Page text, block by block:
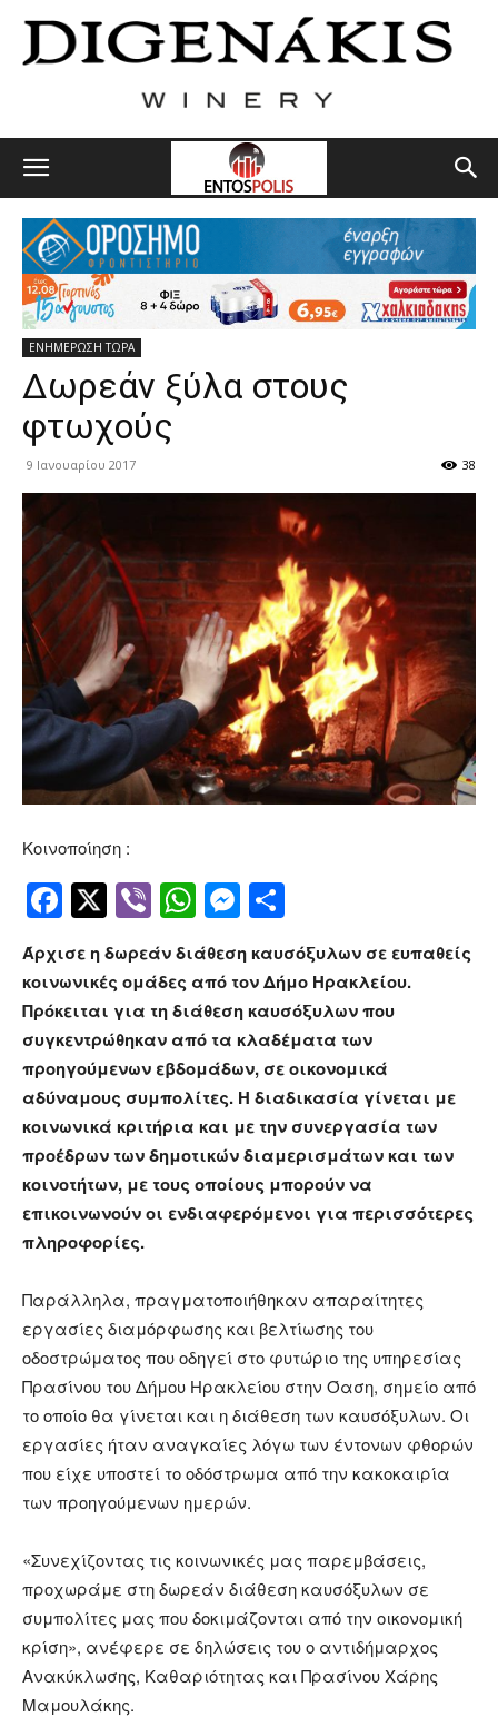
ΕΝΗΜΕΡΩΣΗ ΤΩΡΑ
Δωρεάν ξύλα στους
φτωχούς
9 Ιανουαρίου 2017 38
Κοινοποίηση :
Facebook
Twitter
ViberWhatsApp
Messenger
Άρχισε η δωρεάν διάθεση καυσόξυλων σε ευπαθείς
κοινωνικές ομάδες από τον Δήμο Ηρακλείου.
Πρόκειται για τη διάθεση καυσόξυλων που
συγκεντρώθηκαν από τα κλαδέματα των
προηγούμενων εβδομάδων, σε οικονομικά
αδύναμους συμπολίτες. Η διαδικασία γίνεται με
κοινωνικά κριτήρια και με την συνεργασία των
προέδρων των δημοτικών διαμερισμάτων και των
κοινοτήτων, με τους οποίους μπορούν να
επικοινωνούν οι ενδιαφερόμενοι για περισσότερες
πληροφορίες.
Παράλληλα, πραγματοποιήθηκαν απαραίτητες
εργασίες διαμόρφωσης και βελτίωσης του
οδοστρώματος που οδηγεί στο φυτώριο της υπηρεσίας
Πρασίνου του Δήμου Ηρακλείου στην Όαση, σημείο από
το οποίο θα γίνεται και η διάθεση των καυσόξυλων. Οι
εργασίες ήταν αναγκαίες λόγω των έντονων φθορών
που είχε υποστεί το οδόστρωμα από την κακοκαιρία
των προηγούμενων ημερών.
«Συνεχίζοντας τις κοινωνικές μας παρεμβάσεις,
προχωράμε στη δωρεάν διάθεση καυσόξυλων σε
συμπολίτες μας που δοκιμάζονται από την οικονομική
κρίση», ανέφερε σε δηλώσεις του ο αντιδήμαρχος
Ανακύκλωσης, Καθαριότητας και Πρασίνου Χάρης
Μαμουλάκης.